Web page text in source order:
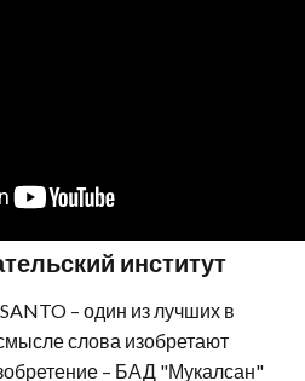
институт
– один из лучших в
слова изобретают
– БАД "Мукалсан"